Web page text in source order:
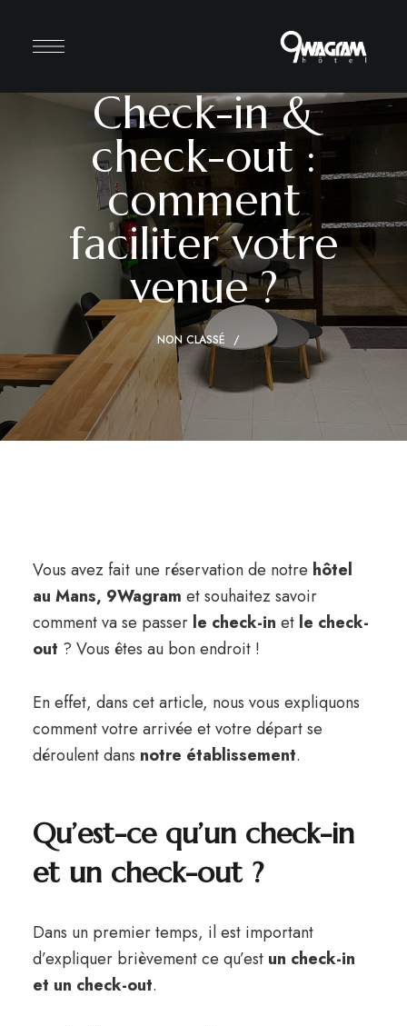
Check-in &
check-out :
comment
faciliter votre
venue ?
NON CLASSÉ
Vous avez fait une réservation de notre hôtel
au Mans, 9Wagram et souhaitez savoir
comment va se passerle check-in et le check-
out ? Vous êtes au bon endroit !
En effet, dans cet article, nous vous expliquons
comment votre arrivée et votre départ se
déroulent dans notre établissement.
Qu’est-ce qu’un check-in
et un check-out ?
Dans un premier temps, il est important
d’expliquer brièvement ce qu’est un check-in
et un check-out.